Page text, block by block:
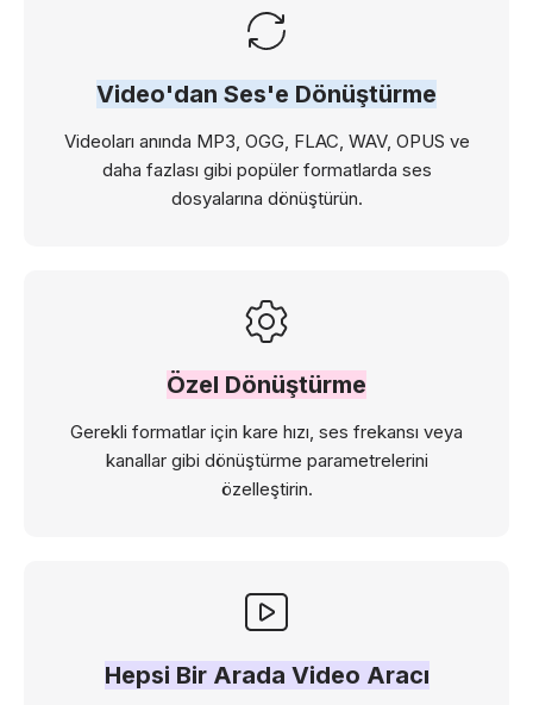
Video'dan Ses'e Dönüştürme
Videoları anında MP3, OGG, FLAC, WAV, OPUS ve
daha fazlası gibi popüler formatlarda ses
dosyalarına dönüştürün.
Özel Dönüştürme
Gerekli formatlar için kare hızı, ses frekansı veya
kanallar gibi dönüştürme parametrelerini
özelleştirin.
Hepsi Bir Arada Video Aracı